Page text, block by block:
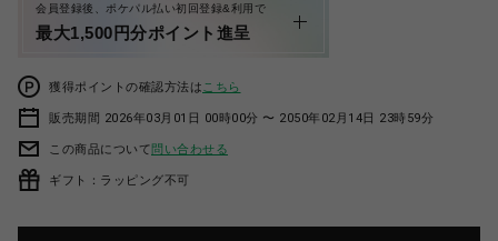
会員登録後、ポケパル払い初回登録&利用で
最大1,500円分ポイント進呈
獲得ポイントの確認方法は こちら
販売期間 2026年03月01日 00時00分 〜 2050年02月14日 23時59分
この商品について問い合わせる
ギフト：ラッピング不可